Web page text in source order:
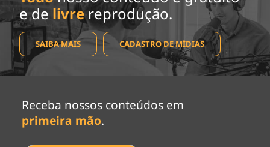
e de livrereprodução.
SAIBA MAIS CADASTRO DE MÍDIAS
Receba nossos conteúdos em
primeira mão.